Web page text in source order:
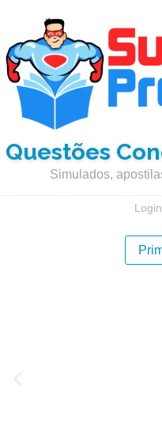
Questões
Simulados,
Login